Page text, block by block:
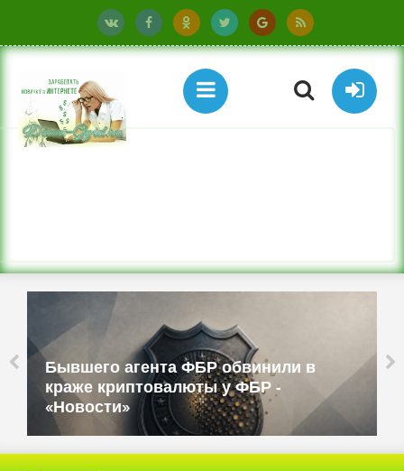
Бывшего агента ФБР обвинили в
краже криптовалюты у ФБР -
«Новости»